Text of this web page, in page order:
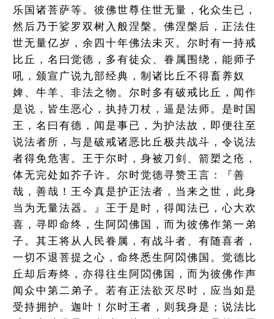
乐国诸菩萨等。彼佛世尊住世无量，化众生已，
然后乃于娑罗双树入般涅槃。佛涅槃后，正法住
世无量亿岁，余四十年佛法未灭。尔时有一持戒
比丘，名曰觉德，多有徒众、眷属围绕，能师子
吼，颁宣广说九部经典，制诸比丘不得畜养奴
婢、牛羊、非法之物。尔时多有破戒比丘，闻作
是说，皆生恶心，执持刀杖，逼是法师。是时国
王，名曰有德，闻是事已，为护法故，即便往至
说法者所，与是破戒诸恶比丘极共战斗，令说法
者得免危害。王于尔时，身被刀剑、箭槊之疮，
体无完处如芥子许。尔时觉德寻赞王言：『善
哉，善哉！王今真是护正法者，当来之世，此身
当为无量法器。』王于是时，得闻法已，心大欢
喜，寻即命终，生阿閦佛国，而为彼佛作第一弟
子。其王将从人民眷属，有战斗者、有随喜者，
一切不退菩提之心，命终悉生阿閦佛国。觉德比
丘却后寿终，亦得往生阿閦佛国，而为彼佛作声
闻众中第二弟子。若有正法欲灭尽时，应当如是
受持拥护。迦叶！尔时王者，则我身是；说法比